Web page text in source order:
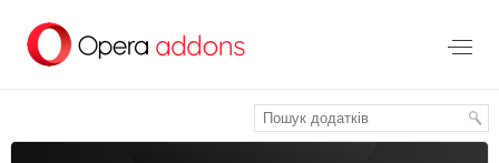
основного